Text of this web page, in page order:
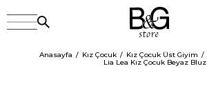
Anasayfa Kız Çocuk Kız Çocuk Üst Giyim
Lia Lea Kız Çocuk Beyaz Bluz